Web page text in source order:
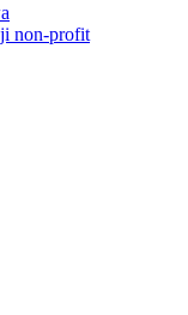
non-profit